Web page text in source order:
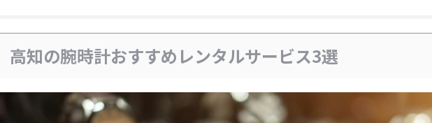
高知の腕時計おすすめレンタルサービス3選